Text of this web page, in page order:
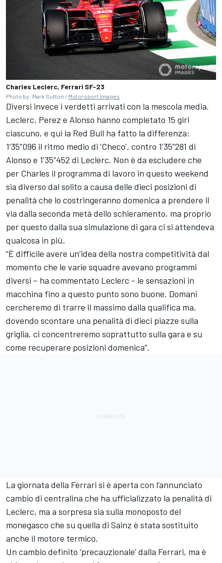
Charles Leclerc, Ferrari SF-23
Photo by: Mark Sutton / Motorsport Images
Diversi invece i verdetti arrivati con la mescola media.
Leclerc, Perez e Alonso hanno completato 15 giri
ciascuno, e qui la Red Bull ha fatto la differenza:
1’35”096 il ritmo medio di ‘Checo’, contro 1’35”281 di
Alonso e 1’35”452 di Leclerc. Non è da escludere che
per Charles il programma di lavoro in questo weekend
sia diverso dal solito a causa delle dieci posizioni di
penalità che lo costringeranno domenica a prendere il
via dalla seconda metà dello schieramento, ma proprio
per questo dalla sua simulazione di gara ci si attendeva
qualcosa in più.
“È difficile avere un’idea della nostra competitività dal
momento che le varie squadre avevano programmi
diversi – ha commentato Leclerc - le sensazioni in
macchina fino a questo punto sono buone. Domani
cercheremo di trarre il massimo dalla qualifica ma,
dovendo scontare una penalità di dieci piazze sulla
griglia, ci concentreremo soprattutto sulla gara e su
come recuperare posizioni domenica”.
La giornata della Ferrari si è aperta con l’annunciato
cambio di centralina che ha ufficializzato la penalità di
Leclerc, ma a sorpresa sia sulla monoposto del
monegasco che su quella di Sainz è stata sostituito
anche il motore termico.
Un cambio definito ‘precauzionale’ dalla Ferrari, ma è